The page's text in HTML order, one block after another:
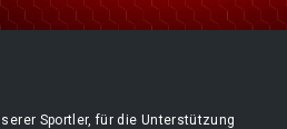
Sportler, für die Unterstützung